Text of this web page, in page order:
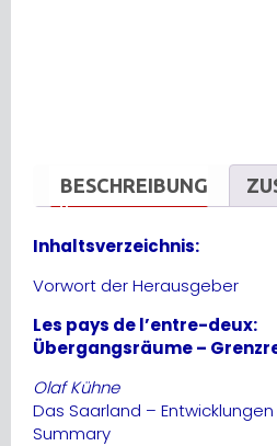
BESCHREIBUNG
Inhaltsverzeichnis:
Vorwort der Herausgeber
Les pays de l’entre-deux:
Übergangsräume –
Olaf Kühne
Das Saarland –
Summary